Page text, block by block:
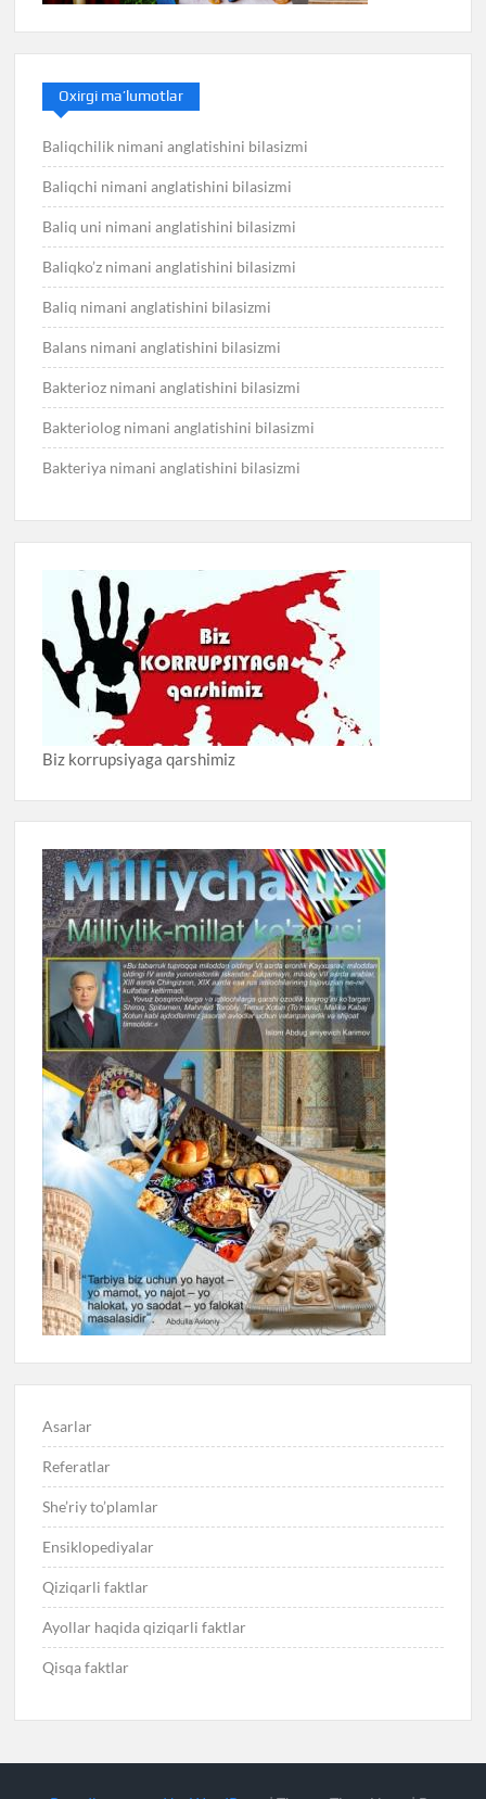
Oxirgi ma’lumotlar
Baliqchilik nimani anglatishini bilasizmi
Baliqchi nimani anglatishini bilasizmi
Baliq uni nimani anglatishini bilasizmi
Baliqko’z nimani anglatishini bilasizmi
Baliq nimani anglatishini bilasizmi
Balans nimani anglatishini bilasizmi
Bakterioz nimani anglatishini bilasizmi
Bakteriolog nimani anglatishini bilasizmi
Bakteriya nimani anglatishini bilasizmi
Biz korrupsiyaga qarshimiz
Asarlar
Referatlar
She’riy to’plamlar
Ensiklopediyalar
Qiziqarli faktlar
Ayollar haqida qiziqarli faktlar
Qisqa faktlar